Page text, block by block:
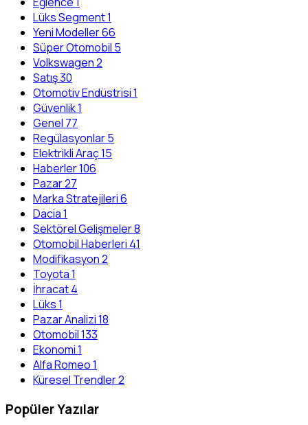
Lüks Segment1
Yeni Modeller66
Süper Otomobil 5
Volkswagen2
Satış30
Otomotiv Endüstrisi1
Güvenlik1
Genel 77
Regülasyonlar5
Elektrikli Araç15
Haberler106
Pazar27
Marka Stratejileri6
Dacia1
Sektörel Gelişmeler8
Otomobil Haberleri 41
Modifikasyon2
Toyota1
İhracat4
Lüks1
Pazar Analizi18
Otomobil133
Ekonomi1
Alfa Romeo1
Küresel Trendler2
Popüler Yazılar